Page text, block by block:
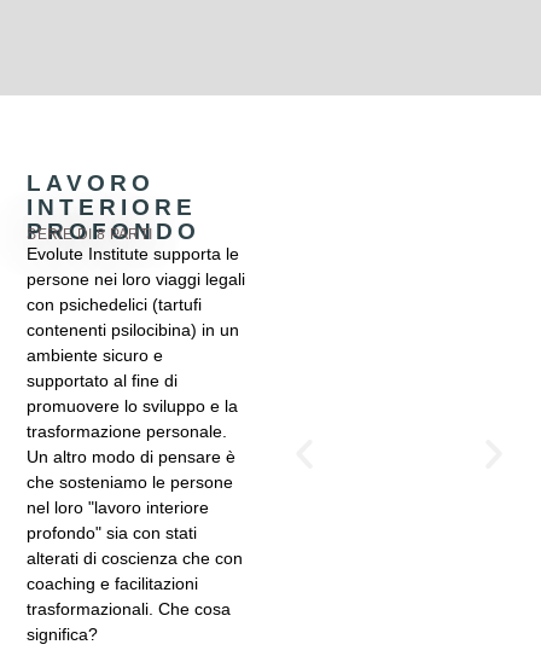
LAVORO
INTERIORE
PROFONDO
SERIE DI 8 PARTI
Evolute Institute supporta le
persone nei loro viaggi legali
con psichedelici (tartufi
contenenti psilocibina) in un
ambiente sicuro e
supportato al fine di
promuovere lo sviluppo e la
trasformazione personale.
Un altro modo di pensare è
che sosteniamo le persone
nel loro "lavoro interiore
profondo" sia con stati
alterati di coscienza che con
coaching e facilitazioni
trasformazionali. Che cosa
significa?